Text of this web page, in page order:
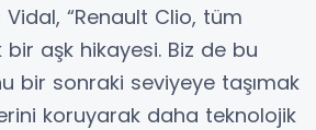
Vidal, “Renault Clio, tüm
aşk hikayesi. Biz de bu
bir sonraki seviyeye taşımak
koruyarak daha teknolojik